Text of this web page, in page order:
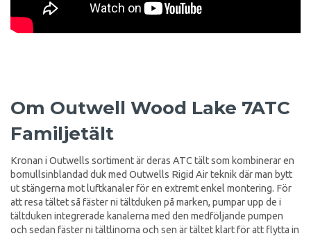
Om Outwell Wood Lake 7ATC
Familjetält
Kronan i Outwells sortiment är deras ATC tält som kombinerar en
bomullsinblandad duk med Outwells Rigid Air teknik där man bytt
ut stängerna mot luftkanaler för en extremt enkel montering. För
att resa tältet så fäster ni tältduken på marken, pumpar upp de i
tältduken integrerade kanalerna med den medföljande pumpen
och sedan fäster ni tältlinorna och sen är tältet klart för att flytta in